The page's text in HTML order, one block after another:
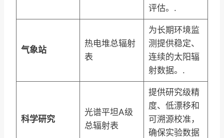
评估。.
气象站
热电堆总辐射
表
为长期环境监
测提供稳定、
连续的太阳辐
射数据。.
科学研究
光谱平坦A级
总辐射表
提供研究级精
度、低漂移和
可溯源校准，
确保实验数据